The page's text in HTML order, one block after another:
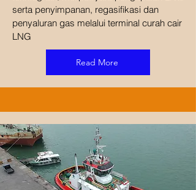
serta penyimpanan, regasifikasi dan
penyaluran gas melalui terminal curah cair
LNG
Read More